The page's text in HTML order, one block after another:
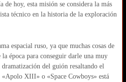
de hoy, esta misión se considera la más
técnico en la historia de la exploración
espacial ruso, ya que muchas cosas de
época para conseguir darle una muy
del guión resaltando el
XIII» o «Space Cowboys» está